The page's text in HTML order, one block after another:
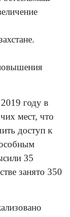
году в
мест, что
доступ к
35
занято 350